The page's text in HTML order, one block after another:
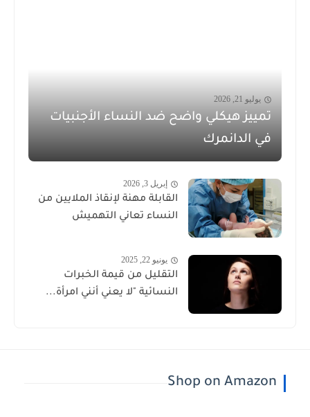
يوليو 21, 2026
تمييز هيكلي واضح ضد النساء الأجنبيات
في الدانمرك
إبريل 3, 2026
القابلة مهنة لإنقاذ الملايين من
النساء تعاني التهميش
يونيو 22, 2025
التقليل من قيمة الخبرات
النسائية "لا يعني أنني امرأة...
Shop on Amazon